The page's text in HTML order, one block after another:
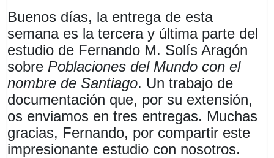
Buenos días, la entrega de esta
semana es la tercera y última parte del
estudio de Fernando M. Solís Aragón
sobre Poblaciones del Mundo con el
nombre de Santiago. Un trabajo de
documentación que, por su extensión,
os enviamos en tres entregas. Muchas
gracias, Fernando, por compartir este
impresionante estudio con nosotros.